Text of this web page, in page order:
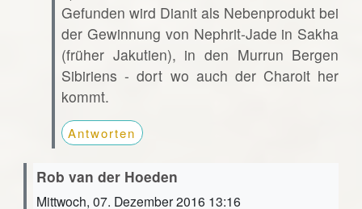
Gefunden wird Dianit als Nebenprodukt bei
der Gewinnung von Nephrit-Jade in Sakha
(früher Jakutien), in den Murrun Bergen
Sibiriens - dort wo auch der Charoit her
kommt.
Antworten
Rob van der Hoeden
Mittwoch, 07. Dezember 2016 13:16